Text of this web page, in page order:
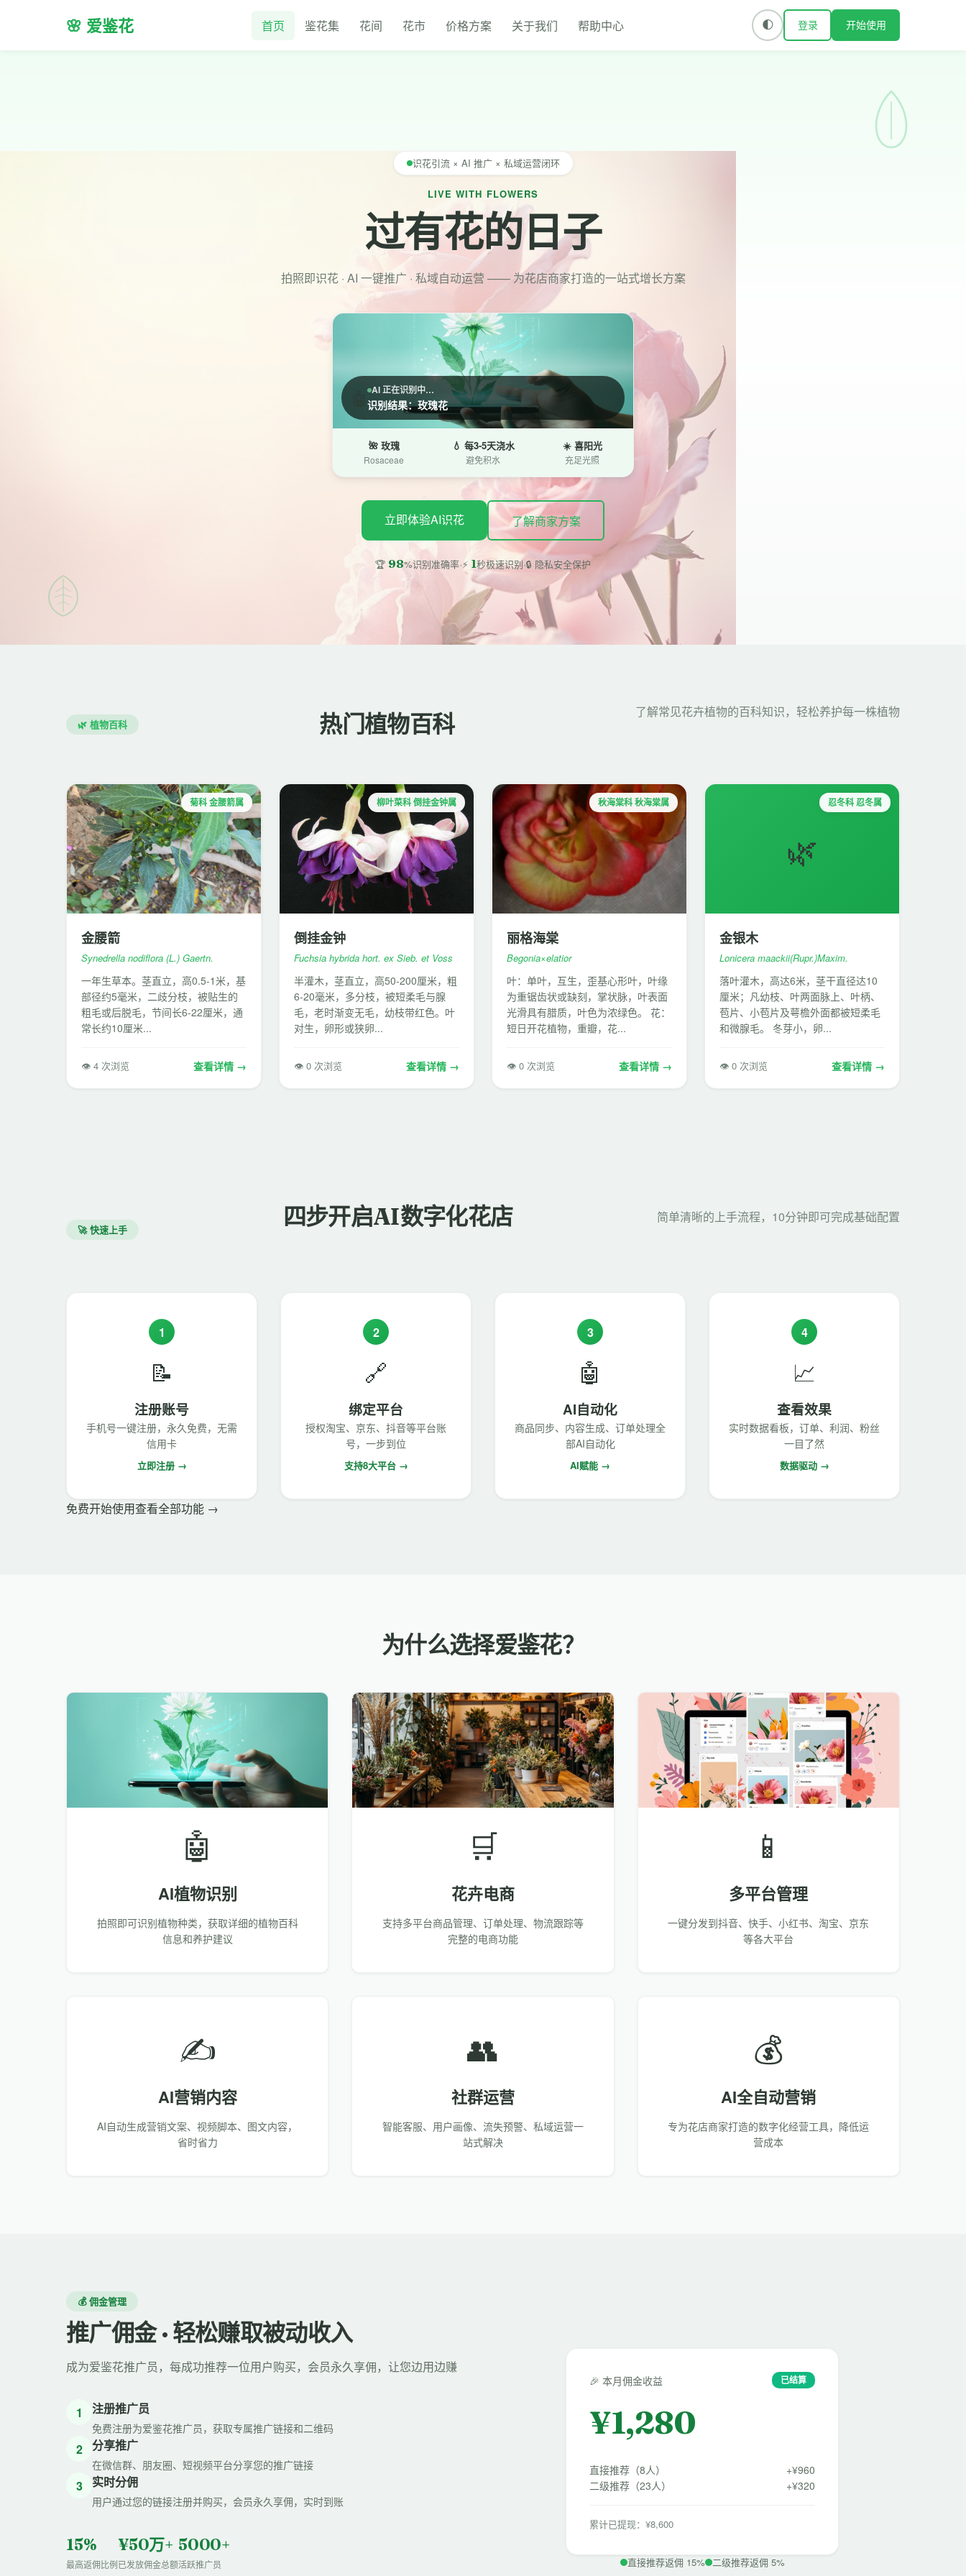
🌸 爱鉴花 首页 鉴花集 花间 花市 价格方案 关于我们 帮助中心 🌓 登录 开始使用
识花引流 × AI 推广 × 私域运营闭环
LIVE WITH FLOWERS
过有花的日子
拍照即识花 · AI 一键推广 · 私域自动运营 —— 为花店商家打造的一站式增长方案
AI 正在识别中…
识别结果：玫瑰花
🌺 玫瑰
Rosaceae
💧 每3-5天浇水
避免积水
☀️ 喜阳光
充足光照
立即体验AI识花 了解商家方案
🏆 98%识别准确率·⚡ 1秒极速识别·🔒 隐私安全保护
🌿 植物百科 热门植物百科 了解常见花卉植物的百科知识，轻松养护每一株植物
菊科 金腰箭属
金腰箭
Synedrella nodiflora (L.) Gaertn.
一年生草本。茎直立，高0.5-1米，基
部径约5毫米，二歧分枝，被贴生的
粗毛或后脱毛，节间长6-22厘米，通
常长约10厘米...
👁 4 次浏览 查看详情 →
柳叶菜科 倒挂金钟属
倒挂金钟
Fuchsia hybrida hort. ex Sieb. et Voss
半灌木，茎直立，高50-200厘米，粗
6-20毫米，多分枝，被短柔毛与腺
毛，老时渐变无毛，幼枝带红色。叶
对生，卵形或狭卵...
👁 0 次浏览 查看详情 →
秋海棠科 秋海棠属
丽格海棠
Begonia×elatior
叶：单叶，互生，歪基心形叶，叶缘
为重锯齿状或缺刻，掌状脉，叶表面
光滑具有腊质，叶色为浓绿色。 花：
短日开花植物，重瓣，花...
👁 0 次浏览 查看详情 →
🌿
忍冬科 忍冬属
金银木
Lonicera maackii(Rupr.)Maxim.
落叶灌木，高达6米，茎干直径达10
厘米；凡幼枝、叶两面脉上、叶柄、
苞片、小苞片及萼檐外面都被短柔毛
和微腺毛。 冬芽小，卵...
👁 0 次浏览 查看详情 →
🚀 快速上手 四步开启AI数字化花店 简单清晰的上手流程，10分钟即可完成基础配置
1
📝
注册账号
手机号一键注册，永久免费，无需
信用卡
立即注册 →
2
🔗
绑定平台
授权淘宝、京东、抖音等平台账
号，一步到位
支持8大平台 →
3
🤖
AI自动化
商品同步、内容生成、订单处理全
部AI自动化
AI赋能 →
4
📈
查看效果
实时数据看板，订单、利润、粉丝
一目了然
数据驱动 →
免费开始使用查看全部功能 →
为什么选择爱鉴花？
🤖
AI植物识别
拍照即可识别植物种类，获取详细的植物百科
信息和养护建议
🛒
花卉电商
支持多平台商品管理、订单处理、物流跟踪等
完整的电商功能
📱
多平台管理
一键分发到抖音、快手、小红书、淘宝、京东
等各大平台
✍️
AI营销内容
AI自动生成营销文案、视频脚本、图文内容，
省时省力
👥
社群运营
智能客服、用户画像、流失预警、私域运营一
站式解决
💰
AI全自动营销
专为花店商家打造的数字化经营工具，降低运
营成本
💰 佣金管理
推广佣金 · 轻松赚取被动收入
成为爱鉴花推广员，每成功推荐一位用户购买，会员永久享佣，让您边用边赚
1 注册推广员
免费注册为爱鉴花推广员，获取专属推广链接和二维码
2 分享推广
在微信群、朋友圈、短视频平台分享您的推广链接
3 实时分佣
用户通过您的链接注册并购买，会员永久享佣，实时到账
15%
最高返佣比例
¥50万+
已发放佣金总额
5000+
活跃推广员
🎉 本月佣金收益 已结算
¥1,280
直接推荐（8人）
+¥960
二级推荐（23人）
+¥320
累计已提现：¥8,600
直接推荐返佣 15% 二级推荐返佣 5%